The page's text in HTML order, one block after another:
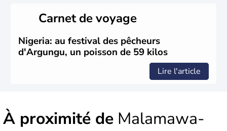
Carnet de voyage
Nigeria: au festival des pêcheurs
d'Argungu, un poisson de 59 kilos
Lire l'article
À proximité de Malamawa-